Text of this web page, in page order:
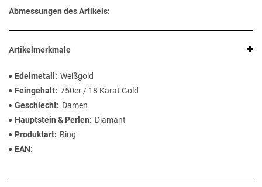
Abmessungen des Artikels:
Artikelmerkmale
Edelmetall
Weißgold
Feingehalt 750er / 18 Karat Gold
Geschlecht
Damen
Hauptstein & Perlen
Diamant
Produktart
Ring
EAN